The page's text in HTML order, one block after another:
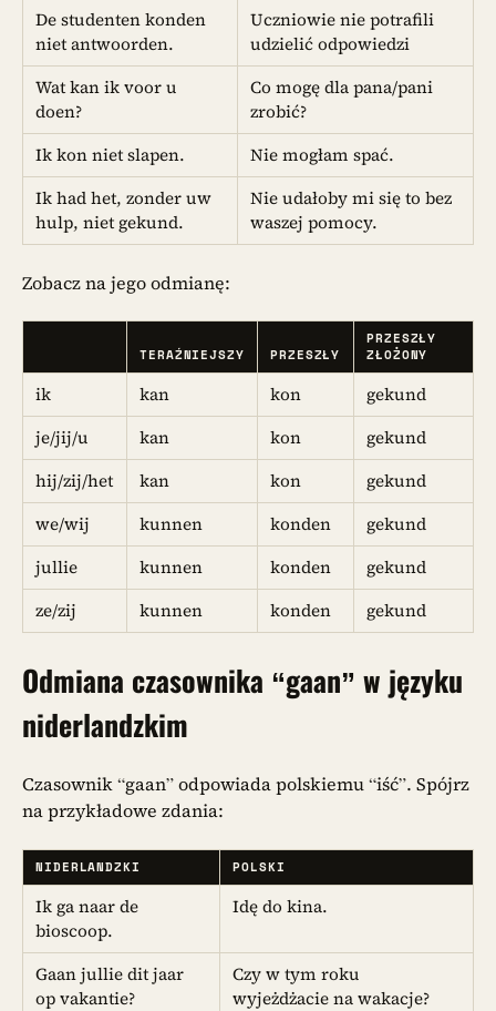
De studenten konden
niet antwoorden.
Uczniowie nie potrafili
udzielić odpowiedzi
Wat kan ik voor u
doen?
Co mogę dla pana/pani
zrobić?
Ik kon niet slapen.
Nie mogłam spać.
Ik had het, zonder uw
hulp, niet gekund.
Nie udałoby mi się to bez
waszej pomocy.
Zobacz na jego odmianę:
TERAŹNIEJSZY PRZESZŁY
PRZESZŁY
ZŁOŻONY
ik kan kon
gekund
je/jij/u
kan kon
gekund
hij/zij/het
kan kon
gekund
we/wij
kunnen konden
gekund
jullie
kunnen konden
gekund
ze/zij
kunnen konden gekund
Odmiana czasownika “gaan” w języku
niderlandzkim
Czasownik “gaan” odpowiada polskiemu “iść”. Spójrz
na przykładowe zdania:
NIDERLANDZKI POLSKI
Ik ga naar de
bioscoop.
Idę do kina.
Gaan jullie dit jaar
op vakantie?
Czy w tym roku
wyjeżdżacie na wakacje?